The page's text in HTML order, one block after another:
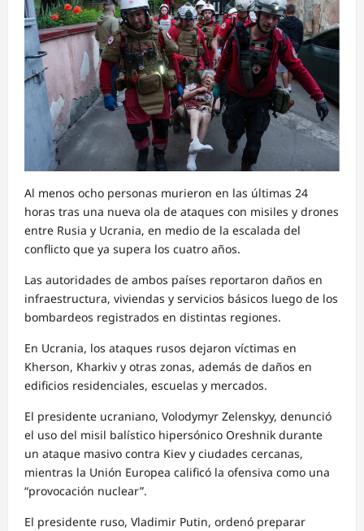
Al menos ocho personas murieron en las últimas 24
horas tras una nueva ola de ataques con misiles y drones
entre Rusia y Ucrania, en medio de la escalada del
conflicto que ya supera los cuatro años.
Las autoridades de ambos países reportaron daños en
infraestructura, viviendas y servicios básicos luego de los
bombardeos registrados en distintas regiones.
En Ucrania, los ataques rusos dejaron víctimas en
Kherson, Kharkiv y otras zonas, además de daños en
edificios residenciales, escuelas y mercados.
El presidente ucraniano, Volodymyr Zelenskyy, denunció
el uso del misil balístico hipersónico Oreshnik durante
un ataque masivo contra Kiev y ciudades cercanas,
mientras la Unión Europea calificó la ofensiva como una
“provocación nuclear”.
El presidente ruso, Vladimir Putin, ordenó preparar